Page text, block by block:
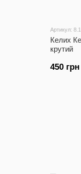
Артикул:
Келих
крутий
450 грн